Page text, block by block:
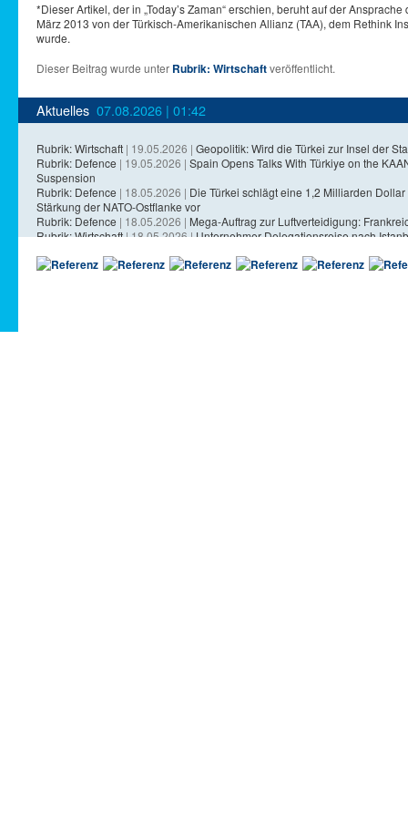
*Dieser Artikel, der in „Today’s Zaman“ erschien, beruht auf der
März 2013 von der Türkisch-Amerikanischen Allianz (TAA), dem Rethink
wurde.
Dieser Beitrag wurde unter Rubrik: Wirtschaftveröffentlicht.
Aktuelles 07.08.2026 | 01:42
Rubrik: Wirtschaft | 19.05.2026 | Geopolitik: Wird die Türkei zur Insel der
Rubrik: Defence | 19.05.2026 | Spain Opens Talks With Türkiye on the
Suspension
Rubrik: Defence | 18.05.2026 | Die Türkei schlägt eine 1,2 Milliarden
Stärkung der NATO-Ostflanke vor
Rubrik: Defence | 18.05.2026 | Mega-Auftrag zur Luftverteidigung:
Rubrik: Wirtschaft| 18.05.2026 |Unternehmer-Delegationsreise nach